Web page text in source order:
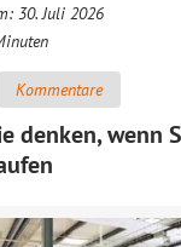
30. Juli 2026
Kommentare
denken, wenn